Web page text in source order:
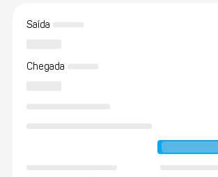
Saída
Chegada